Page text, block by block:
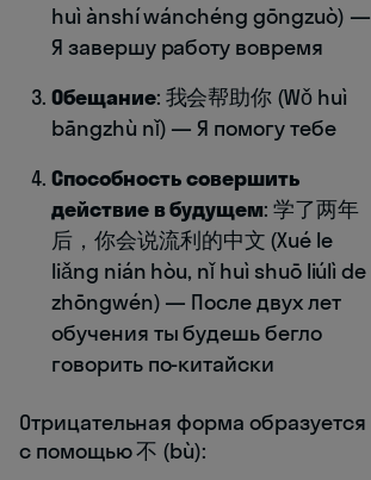
huì ànshí wánchéng gōngzuò) —
Я завершу работу вовремя
Обещание: 我会帮助你 (Wǒ huì
bāngzhù nǐ) — Я помогу тебе
Способность совершить
действие в будущем: 学了两年
后，你会说流利的中文 (Xué le
liǎng nián hòu, nǐ huì shuō liúlì de
zhōngwén) — После двух лет
обучения ты будешь бегло
говорить по-китайски
Отрицательная форма образуется
с помощью 不 (bù):